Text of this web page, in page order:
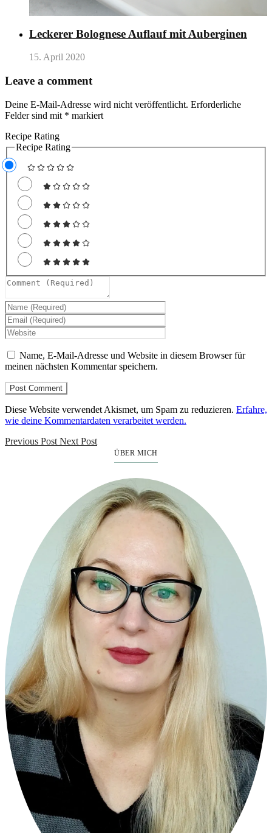
Leckerer Bolognese Auflauf mit Auberginen
15. April 2020
Leave a comment
Deine E-Mail-Adresse wird nicht veröffentlicht. Erforderliche
Felder sind mit * markiert
Recipe Rating
Recipe Rating
Name, E-Mail-Adresse und Website in diesem Browser für
meinen nächsten Kommentar speichern.
Diese Website verwendet Akismet, um Spam zu reduzieren. Erfahre,
wie deine Kommentardaten verarbeitet werden.
Previous Post Next Post
ÜBER MICH